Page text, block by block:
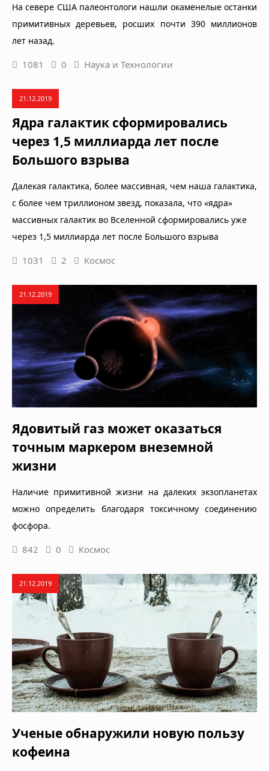
На севере США палеонтологи нашли окаменелые останки
примитивных деревьев, росших почти 390 миллионов
лет назад.
1081 0 Наука и Технологии
21.12.2019
Ядра галактик сформировались
через 1,5 миллиарда лет после
Большого взрыва
Далекая галактика, более массивная, чем наша галактика,
с более чем триллионом звезд, показала, что «ядра»
массивных галактик во Вселенной сформировались уже
через 1,5 миллиарда лет после Большого взрыва
1031 2 Космос
21.12.2019
Ядовитый газ может оказаться
точным маркером внеземной
жизни
Наличие примитивной жизни на далеких экзопланетах
можно определить благодаря токсичному соединению
фосфора.
842 0 Космос
21.12.2019
Ученые обнаружили новую пользу
кофеина